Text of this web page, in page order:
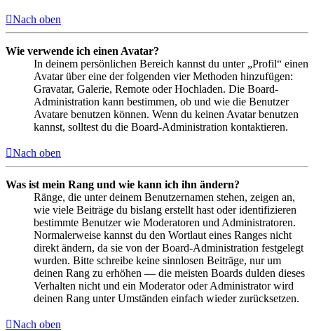
Nach oben
Wie verwende ich einen Avatar?
In deinem persönlichen Bereich kannst du unter „Profil“ einen
Avatar über eine der folgenden vier Methoden hinzufügen:
Gravatar, Galerie, Remote oder Hochladen. Die Board-
Administration kann bestimmen, ob und wie die Benutzer
Avatare benutzen können. Wenn du keinen Avatar benutzen
kannst, solltest du die Board-Administration kontaktieren.
Nach oben
Was ist mein Rang und wie kann ich ihn ändern?
Ränge, die unter deinem Benutzernamen stehen, zeigen an,
wie viele Beiträge du bislang erstellt hast oder identifizieren
bestimmte Benutzer wie Moderatoren und Administratoren.
Normalerweise kannst du den Wortlaut eines Ranges nicht
direkt ändern, da sie von der Board-Administration festgelegt
wurden. Bitte schreibe keine sinnlosen Beiträge, nur um
deinen Rang zu erhöhen — die meisten Boards dulden dieses
Verhalten nicht und ein Moderator oder Administrator wird
deinen Rang unter Umständen einfach wieder zurücksetzen.
Nach oben